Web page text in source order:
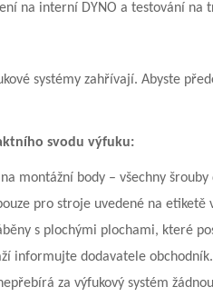
na interní DYNO a testování na
systémy zahřívají. Abyste
svodu výfuku:
montážní body – všechny
pro stroje uvedené na etiketě
s plochými plochami, které
informujte dodavatele obchodník.
za výfukový systém